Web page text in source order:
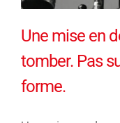
Une mise en
tomber. Pas
forme.